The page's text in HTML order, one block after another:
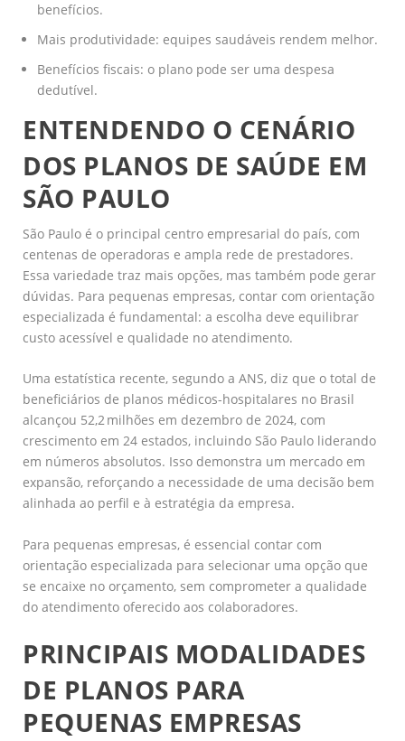
benefícios.
Mais produtividade: equipes saudáveis rendem melhor.
Benefícios fiscais: o plano pode ser uma despesa
dedutível.
ENTENDENDO O CENÁRIO
DOS PLANOS DE SAÚDE EM
SÃO PAULO
São Paulo é o principal centro empresarial do país, com
centenas de operadoras e ampla rede de prestadores.
Essa variedade traz mais opções, mas também pode gerar
dúvidas. Para pequenas empresas, contar com orientação
especializada é fundamental: a escolha deve equilibrar
custo acessível e qualidade no atendimento.
Uma estatística recente, segundo a ANS, diz que o total de
beneficiários de planos médicos-hospitalares no Brasil
alcançou 52,2 milhões em dezembro de 2024, com
crescimento em 24 estados, incluindo São Paulo liderando
em números absolutos. Isso demonstra um mercado em
expansão, reforçando a necessidade de uma decisão bem
alinhada ao perfil e à estratégia da empresa.
Para pequenas empresas, é essencial contar com
orientação especializada para selecionar uma opção que
se encaixe no orçamento, sem comprometer a qualidade
do atendimento oferecido aos colaboradores.
PRINCIPAIS MODALIDADES
DE PLANOS PARA
PEQUENAS EMPRESAS